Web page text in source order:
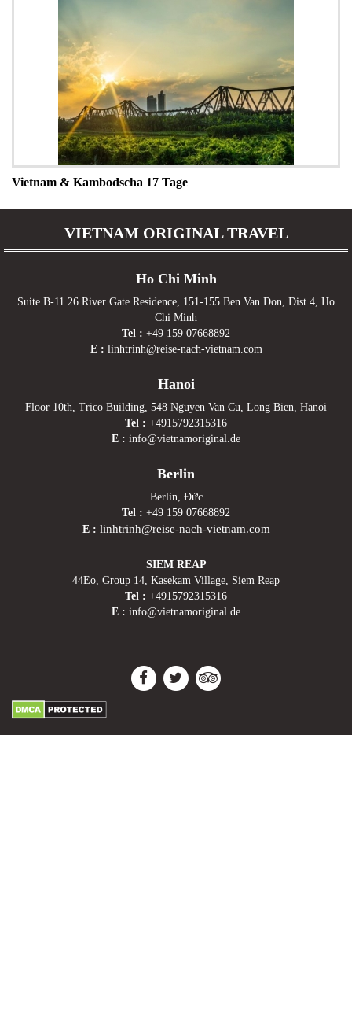
Vietnam & Kambodscha 17 Tage
VIETNAM ORIGINAL TRAVEL
Ho Chi Minh
Suite B-11.26 River Gate Residence, 151-155 Ben Van Don, Dist 4, Ho
Chi Minh
Tel : +49 159 07668892
E : linhtrinh@reise-nach-vietnam.com
Hanoi
Floor 10th, Trico Building, 548 Nguyen Van Cu, Long Bien, Hanoi
Tel : +4915792315316
E : info@vietnamoriginal.de
Berlin
Berlin, Đức
Tel : +49 159 07668892
E : linhtrinh@reise-nach-vietnam.com
SIEM REAP
44Eo, Group 14, Kasekam Village, Siem Reap
Tel : +4915792315316
E : info@vietnamoriginal.de